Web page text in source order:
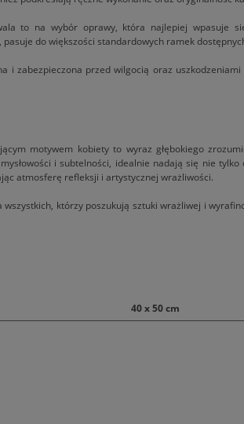
to na wybór oprawy, która najlepiej wpasuje
do większości standardowych ramek
i zabezpieczona przed wilgocią oraz
motywem kobiety to wyraz głębokiego
i subtelności, idealnie nadają się nie
atmosferę refleksji i artystycznej wrażliwości.
którzy poszukują sztuki wrażliwej i
40 x 50 cm